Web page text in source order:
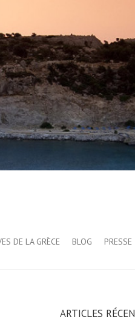
DE LA GRÈCE BLOG PRESSE
ARTICLES